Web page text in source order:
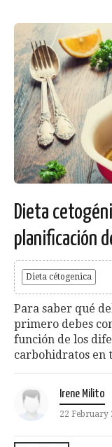
Dieta
planificación
Dieta cétogenica
Para saber qué
primero debes
función de los
carbohidratos en
Irene Milito
22 February